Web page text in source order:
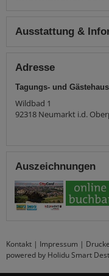
Ausstattung &
Adresse
Tagungs- und
Wildbad 1
92318 Neumarkt i.d.
Auszeichnungen
Kontakt | Impressum |
powered by Holidu Smart